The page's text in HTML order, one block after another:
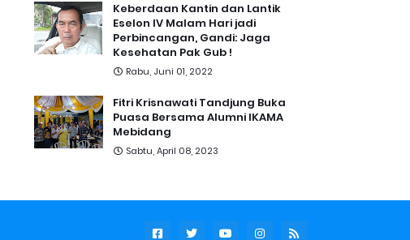
Keberdaan Kantin dan Lantik
Eselon IV Malam Hari jadi
Perbincangan, Gandi: Jaga
Kesehatan Pak Gub !
Rabu, Juni 01, 2022
Fitri Krisnawati Tandjung Buka
Puasa Bersama Alumni IKAMA
Mebidang
Sabtu, April 08, 2023